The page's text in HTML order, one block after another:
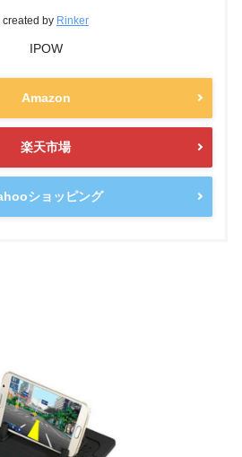
created by Rinker
IPOW
Amazon
楽天市場
ショッピング